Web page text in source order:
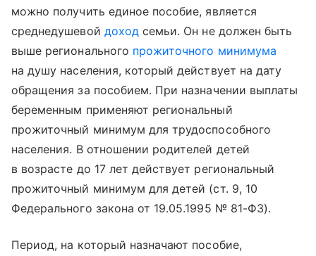
можно получить единое пособие, является
среднедушевой доходсемьи. Он не должен быть
выше регионального прожиточного минимума
на душу населения, который действует на дату
обращения за пособием. При назначении выплаты
беременным применяют региональный
прожиточный минимум для трудоспособного
населения. В отношении родителей детей
в возрасте до 17 лет действует региональный
прожиточный минимум для детей (ст. 9, 10
Федерального закона от 19.05.1995 № 81-ФЗ).
Период, на который назначают пособие,